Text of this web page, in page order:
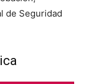
de Seguridad